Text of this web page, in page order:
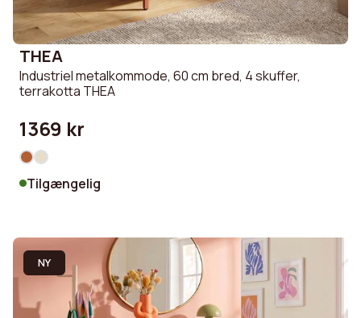
THEA
Industriel metalkommode, 60 cm bred, 4 skuffer,
terrakotta THEA
1369 kr
Tilgængelig
NY